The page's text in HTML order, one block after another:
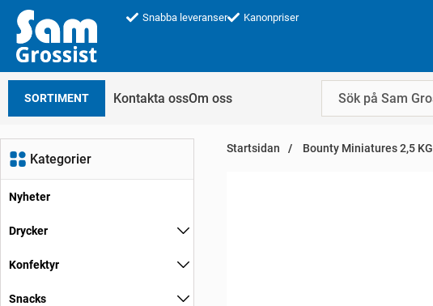
Snabba leveranser Kanonpriser
SORTIMENT Kontakta ossOm oss
Kategorier
Nyheter
Drycker
Konfektyr
Snacks
Startsidan Bounty Miniatures 2,5 KG